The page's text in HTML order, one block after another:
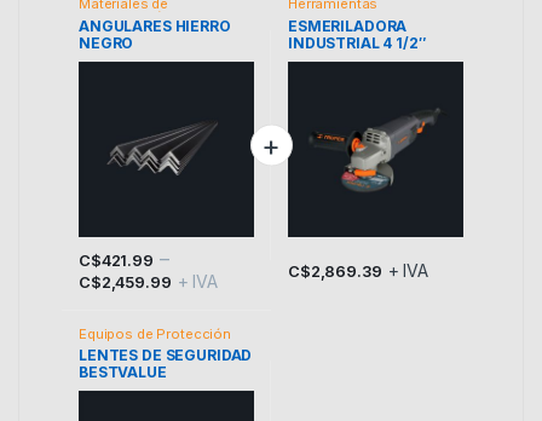
Materiales de
Construcción
ANGULARES HIERRO
NEGRO
C$421.99 –
C$2,459.99 + IVA
Este producto tiene múltiples variantes. Las opciones se
Herramientas
ESMERILADORA
INDUSTRIAL 4 1/2″
TRUPER
C$2,869.39 + IVA
Equipos de Protección
LENTES DE SEGURIDAD
BESTVALUE